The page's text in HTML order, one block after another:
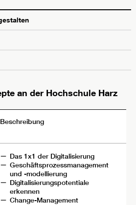
an der Hochschule Harz
Beschreibung
Das 1x1 der Digitalisierung
Geschäftsprozessmanagement
und -modellierung
Digitalisierungspotentiale
erkennen
Change-Management